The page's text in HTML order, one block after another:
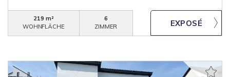
219 m²
WOHNFLÄCHE
6
ZIMMER